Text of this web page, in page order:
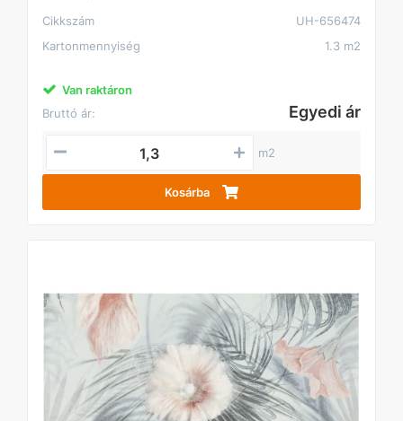
Cikkszám
UH-656474
Kartonmennyiség
1.3 m2
Van raktáron
Bruttó ár:
Egyedi ár
m2
Kosárba